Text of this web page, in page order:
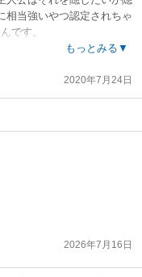
相当強いやつ認定されちゃ
です。
進むにつれて「あぁ、だか
だ強いだけにしない所が好
スライムがもう激可愛と
ゃいます（笑）
かの描写もテンポよく描
てくるのと、絵が綺麗で
ので話が分かりやすく、飽
もっとみる▼
2020年7月24日
2026年7月16日